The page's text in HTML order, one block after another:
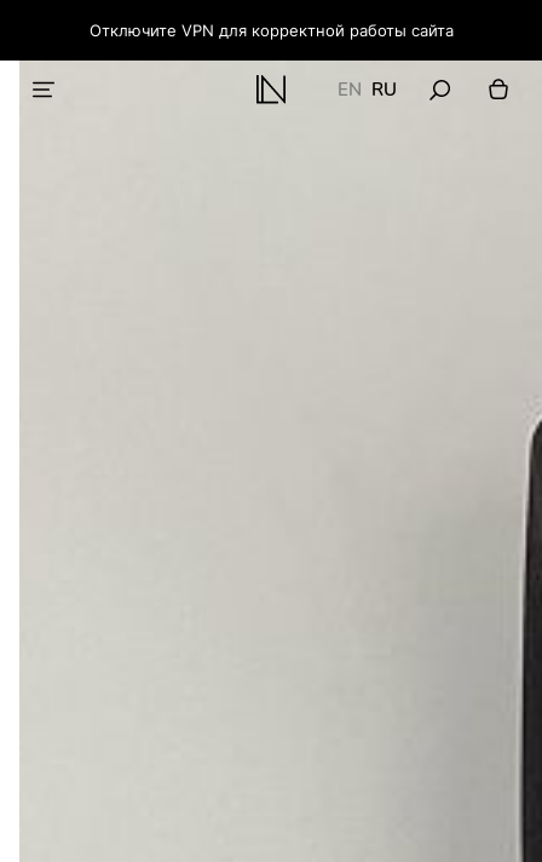
Отключите VPN для корректной работы сайта
EN RU